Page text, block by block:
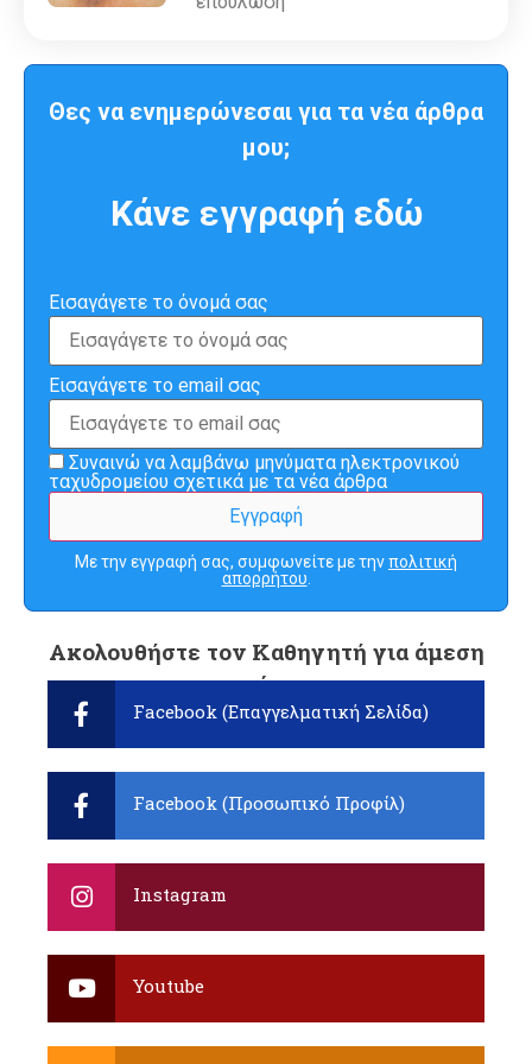
Θες να ενημερώνεσαι για τα νέα άρθρα
μου;
Κάνε εγγραφή εδώ
Εισαγάγετε το όνομά σας
Εισαγάγετε το email σας
Συναινώ να λαμβάνω μηνύματα ηλεκτρονικού
ταχυδρομείου σχετικά με τα νέα άρθρα
Με την εγγραφή σας, συμφωνείτε με τηνπολιτική
απορρήτου
Ακολουθήστε τον Καθηγητή για άμεση
ενημέρωση:
Facebook (Επαγγελματική Σελίδα)
Facebook (Προσωπικό Προφίλ)
Instagram
Youtube